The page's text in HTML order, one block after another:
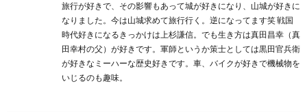
旅行が好きで、その影響もあって城が好きになり、山城が好きに
なりました。今は山城求めて旅行行く。逆になってます笑 戦国
時代好きになるきっかけは上杉謙信。でも生き方は真田昌幸（真
田幸村の父）が好きです。軍師というか策士としては黒田官兵衛
が好きなミーハーな歴史好きです。車、バイクが好きで機械物を
いじるのも趣味。